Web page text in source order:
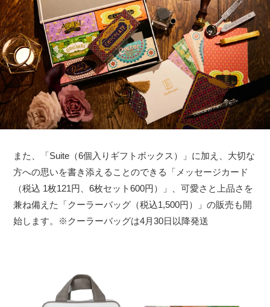
また、「Suite（6個入りギフトボックス）」に加え、大切な
方への思いを書き添えることのできる「メッセージカード
（税込 1枚121円、6枚セット600円）」、可愛さと上品さを
兼ね備えた「クーラーバッグ（税込1,500円）」の販売も開
始します。※クーラーバッグは4月30日以降発送